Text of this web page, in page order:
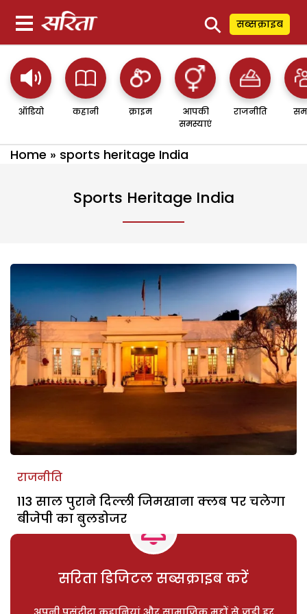
⚲ सब्सक्राइब
ऑडियो कहानी क्राइम
आपकी
समस्याएं
राजनीति
Home » sports heritage India
Sports Heritage India
राजनीति
113 साल पुराने दिल्ली जिमखाना क्लब पर चलेगा
बीजेपी का बुलडोजर
सरिता डिजिटल सब्सक्राइब करें